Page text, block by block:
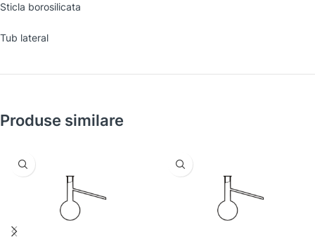
Sticla borosilicata
Tub lateral
Produse similare